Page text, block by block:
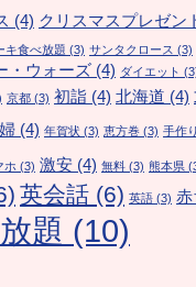
(4) クリスマスプレゼン
キ食べ放題 (3) サンタクロース (3)
・ウォーズ (4) ダイエット
京都 (3) 初詣 (4) 北海道 (4)
(4) 年賀状 (3) 恵方巻 (3) 手作り
ホ (3) 激安 (4) 無料 (3) 熊本県
英会話 (6) 英語 (3) 赤
題 (10)